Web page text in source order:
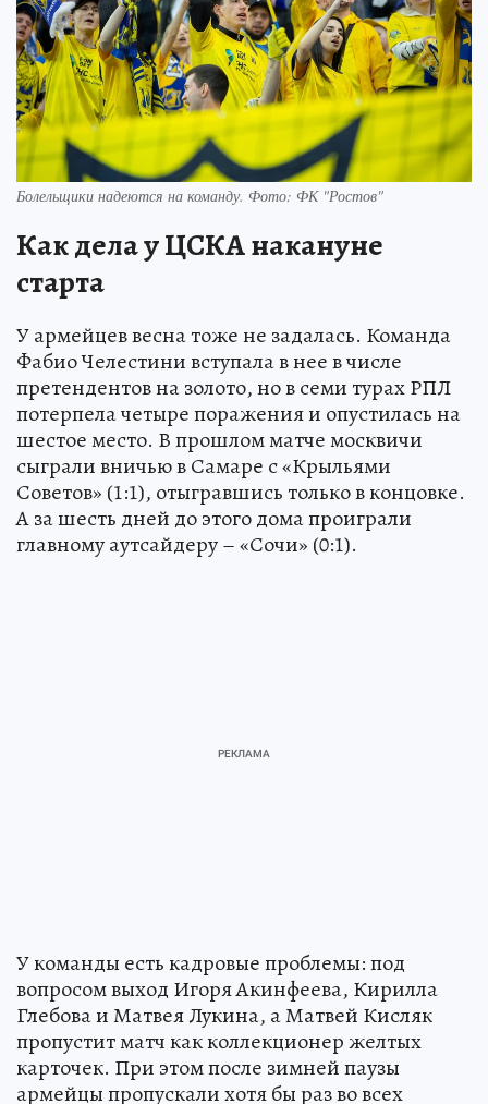
Болельщики надеются на команду. Фото: ФК "Ростов"
Как дела у ЦСКА накануне
старта
У армейцев весна тоже не задалась. Команда
Фабио Челестини вступала в нее в числе
претендентов на золото, но в семи турах РПЛ
потерпела четыре поражения и опустилась на
шестое место. В прошлом матче москвичи
сыграли вничью в Самаре с «Крыльями
Советов» (1:1), отыгравшись только в концовке.
А за шесть дней до этого дома проиграли
главному аутсайдеру – «Сочи» (0:1).
У команды есть кадровые проблемы: под
вопросом выход Игоря Акинфеева, Кирилла
Глебова и Матвея Лукина, а Матвей Кисляк
пропустит матч как коллекционер желтых
карточек. При этом после зимней паузы
армейцы пропускали хотя бы раз во всех